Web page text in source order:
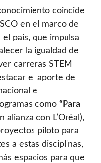
coincide
en el marco de
país, que impulsa
la igualdad de
carreras STEM
el aporte de
e
como “Para
alianza con L’Oréal),
piloto para
a estas disciplinas,
espacios para que